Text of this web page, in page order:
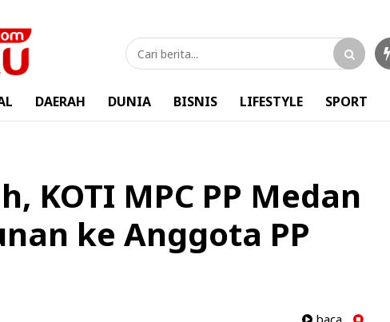
DAERAH DUNIA BISNIS LIFESTYLE SPORT
KOTI MPC PP Medan
ke Anggota PP